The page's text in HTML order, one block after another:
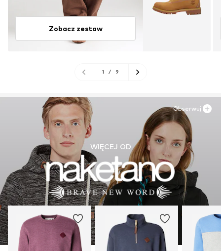
Zobacz zestaw
1 / 9
WIĘCEJ OD
Obserwuj